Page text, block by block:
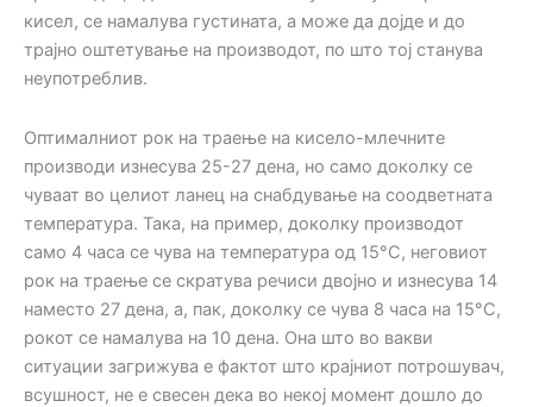
кисел, се намалува густината, а може да дојде и до
трајно оштетување на производот, по што тој станува
неупотреблив.
Оптималниот рок на траење на кисело-млечните
производи изнесува 25-27 дена, но само доколку се
чуваат во целиот ланец на снабдување на соодветната
температура. Така, на пример, доколку производот
само 4 часа се чува на температура од 15°C, неговиот
рок на траење се скратува речиси двојно и изнесува 14
наместо 27 дена, а, пак, доколку се чува 8 часа на 15°C,
рокот се намалува на 10 дена. Она што во вакви
ситуации загрижува е фактот што крајниот потрошувач,
всушност, не е свесен дека во некој момент дошло до